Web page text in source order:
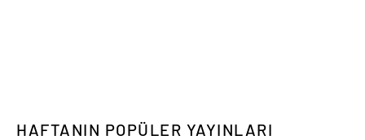
HAFTANIN POPÜLER YAYINLARI